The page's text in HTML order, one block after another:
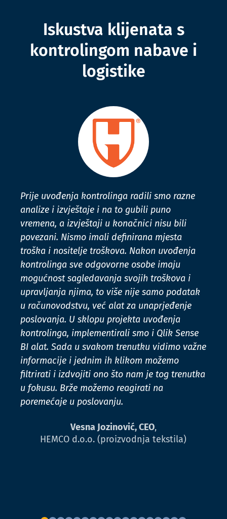
Iskustva klijenata s
kontrolingom nabave i
logistike
Prije uvođenja kontrolinga radili smo razne
analize i izvještaje i na to gubili puno
vremena, a izvještaji u konačnici nisu bili
povezani. Nismo imali definirana mjesta
troška i nositelje troškova. Nakon uvođenja
kontrolinga sve odgovorne osobe imaju
mogućnost sagledavanja svojih troškova i
upravljanja njima, to više nije samo podatak
u računovodstvu, već alat za unaprjeđenje
poslovanja. U sklopu projekta uvođenja
kontrolinga, implementirali smo i Qlik Sense
BI alat. Sada u svakom trenutku vidimo važne
informacije i jednim ih klikom možemo
filtrirati i izdvojiti ono što nam je tog trenutka
u fokusu. Brže možemo reagirati na
poremećaje u poslovanju.
Vesna Jozinović, CEO,
HEMCO d.o.o. (proizvodnja tekstila)